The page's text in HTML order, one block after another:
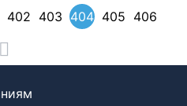
402 403 404 405 406